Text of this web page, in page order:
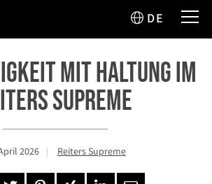
DE
mit Haltung im
Supreme
2026 Reiters Supreme